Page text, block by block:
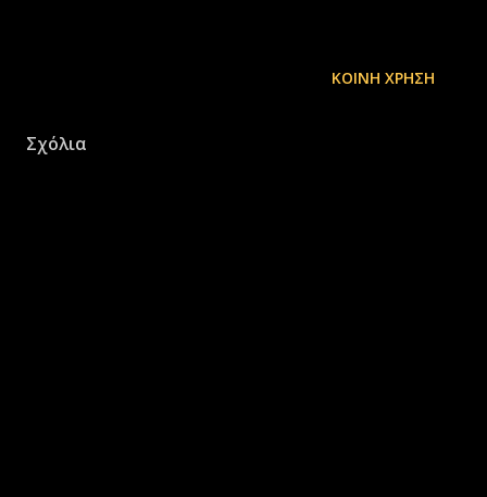
ΚΟΙΝΉ ΧΡΉΣΗ
Σχόλια